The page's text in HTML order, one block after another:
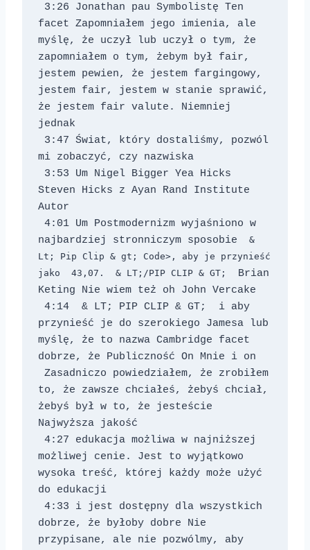
facet Zapomniałem jego imienia, ale
myślę, że uczył lub uczył o tym, że
zapomniałem o tym, żebym był fair,
jestem pewien, że jestem fargingowy,
jestem fair, jestem w stanie sprawić,
że jestem fair valute. Niemniej
jednak
mi zobaczyć, czy nazwiska
Steven Hicks z Ayan Rand Institute
Autor
najbardziej stronniczym sposobie
&
Lt; Pip Clip & gt; Code>, aby je przynieść
jako
43,07. & LT;/PIP CLIP & GT;
Brian
Keting Nie wiem też oh John Vercake
4:14
& LT; PIP CLIP & GT;  i aby
przynieść je do szerokiego Jamesa lub
myślę, że to nazwa Cambridge facet
dobrze, że Publiczność On Mnie i on
to, że zawsze chciałeś, żebyś chciał,
żebyś był w to, że jesteście
Najwyższa jakość
możliwej cenie. Jest to wyjątkowo
wysoka treść, której każdy może użyć
do edukacji
dobrze, że byłoby dobre Nie
przypisane, ale nie pozwólmy, aby